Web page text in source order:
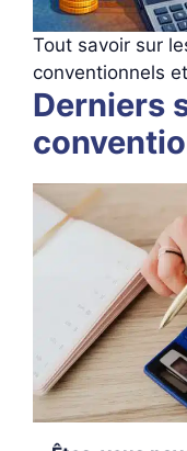
Tout savoir sur
conventionnels
Derniers